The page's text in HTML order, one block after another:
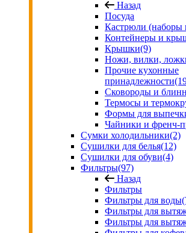
Назад
Посуда
Кастрюли (наборы
Контейнеры и
Крышки(9)
Ножи, вилки,
Прочие кухонные
принадлежности
Сковороды и
Термосы и
Формы для
Чайники и френч-
Сумки холодильники(2)
Сушилки для белья(12)
Сушилки для обуви(4)
Фильтры(97)
Назад
Фильтры
Фильтры для воды
Фильтры для
Фильтры для